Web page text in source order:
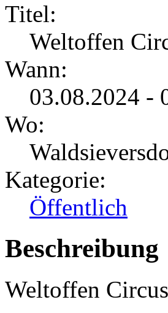
Titel:
Weltoffen
Wann:
03.08.2024 -
Wo:
Kategorie:
Öffentlich
Beschreibung
Weltoffen